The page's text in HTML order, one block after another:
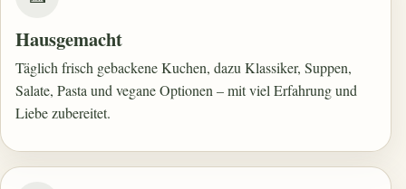
Hausgemacht
Täglich frisch gebackene Kuchen, dazu Klassiker, Suppen,
Salate, Pasta und vegane Optionen – mit viel Erfahrung und
Liebe zubereitet.